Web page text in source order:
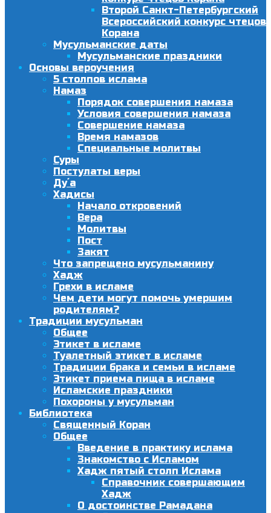
Второй Санкт-Петербургский
Всероссийский конкурс чтецов
Корана
Мусульманские даты
Мусульманские праздники
Основы вероучения
5 столпов ислама
Намаз
Порядок совершения намаза
Условия совершения намаза
Совершение намаза
Время намазов
Специальные молитвы
Суры
Постулаты веры
Ду´а
Хадисы
Начало откровений
Вера
Молитвы
Пост
Закят
Что запрещено мусульманину
Хадж
Грехи в исламе
Чем дети могут помочь умершим
родителям?
Традиции мусульман
Общее
Этикет в исламе
Туалетный этикет в исламе
Традиции брака и семьи в исламе
Этикет приема пища в исламе
Исламские праздники
Похороны у мусульман
Библиотека
Священный Коран
Общее
Введение в практику ислама
Знакомство с Исламом
Хадж пятый столп Ислама
Справочник совершающим
Хадж
О достоинстве Рамадана